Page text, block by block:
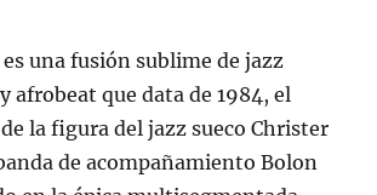
una fusión sublime de jazz
afrobeat que data de 1984, el
la figura del jazz sueco Christer
de acompañamiento Bolon